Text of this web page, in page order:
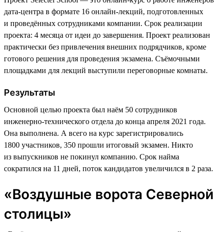
дата-центра в формате 16 онлайн-лекций, подготовленных
и проведённых сотрудниками компании. Срок реализации
проекта: 4 месяца от идеи до завершения. Проект реализован
практически без привлечения внешних подрядчиков, кроме
готового решения для проведения экзамена. Съёмочными
площадками для лекций выступили переговорные комнаты.
Результаты
Основной целью проекта был наём 50 сотрудников
инженерно-технического отдела до конца апреля 2021 года.
Она выполнена. А всего на курс зарегистрировались
1800 участников, 350 прошли итоговый экзамен. Никто
из выпускников не покинул компанию. Срок найма
сократился на 11 дней, поток кандидатов увеличился в 2 раза.
«Воздушные ворота Северной
столицы»